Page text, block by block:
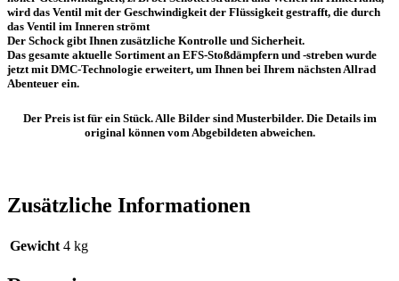
wird das Ventil mit der Geschwindigkeit der Flüssigkeit gestrafft, die durch
das Ventil im Inneren strömt
Der Schock gibt Ihnen zusätzliche Kontrolle und Sicherheit.
Das gesamte aktuelle Sortiment an EFS-Stoßdämpfern und -streben wurde
jetzt mit DMC-Technologie erweitert, um Ihnen bei Ihrem nächsten Allrad
Abenteuer ein.
Der Preis ist für ein Stück. Alle Bilder sind Musterbilder. Die Details im
original können vom Abgebildeten abweichen.
Zusätzliche Informationen
Gewicht 4 kg